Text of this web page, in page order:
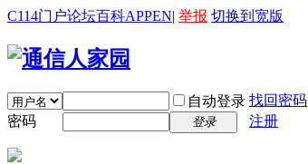
C114门户论坛百科APPEN| 举报 切换到宽版
自动登录 找回密码
密码
登录 注册